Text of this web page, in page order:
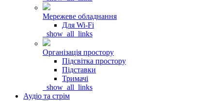
Мережеве обладнання
Для Wi-Fi
_show_all_links
Організація простору
Підсвітка простору
Підставки
Тримачі
_show_all_links
Аудіо та стрім